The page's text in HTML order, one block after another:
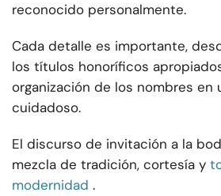
reconocido personalmente.
Cada detalle es importante,
los títulos honoríficos
organización de los nombres en
cuidadoso.
El discurso de invitación a la
mezcla de tradición, cortesía y
modernidad .